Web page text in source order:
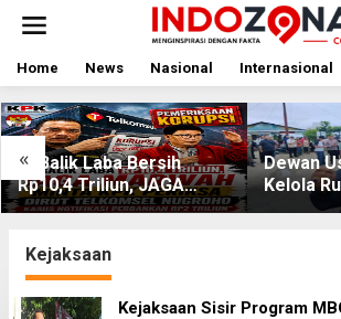
Home News Nasional Internasional
«
Di Balik Laba Bersih
Rp10,4 Triliun, JAGA
MARWAH Desak KPK
Nugroho Terkait Dugaan
Kasus Notifikasi
Perbankan
Dewan
Kelola
Utara
Kejaksaan
Kejaksaan Sisir Program